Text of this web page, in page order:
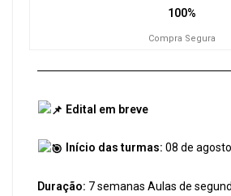
100%
Compra Segura
Edital em breve
Início das turmas: 08 de
Duração: 7 semanas Aulas de